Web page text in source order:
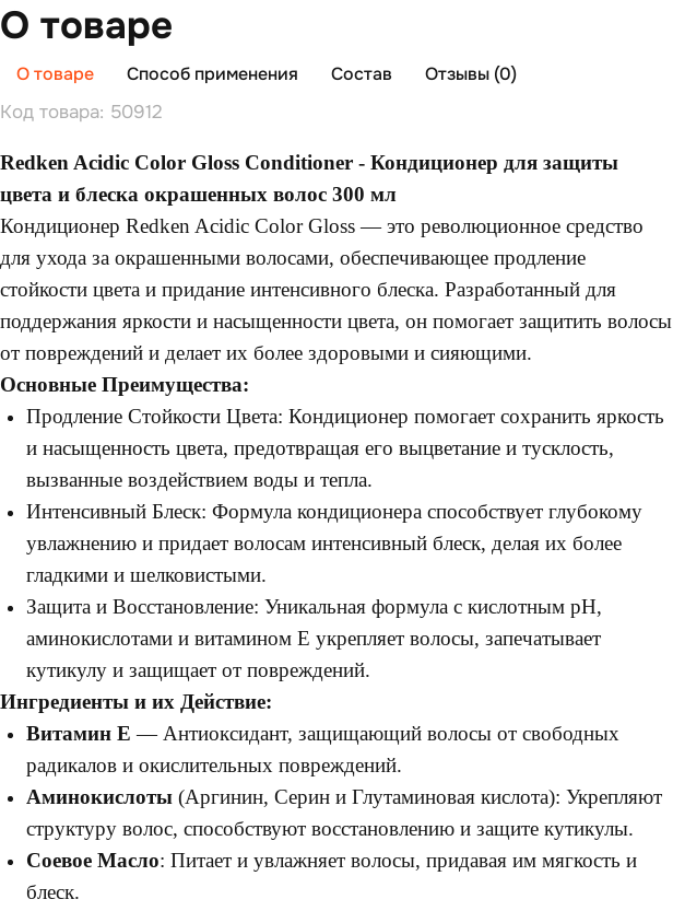
О товаре
О товаре Способ применения Состав
Отзывы (0)
Код товара: 50912
Redken Acidic Color Gloss Conditioner - Кондиционер для защиты
цвета и блеска окрашенных волос 300 мл
Кондиционер Redken Acidic Color Gloss — это революционное средство
для ухода за окрашенными волосами, обеспечивающее продление
стойкости цвета и придание интенсивного блеска. Разработанный для
поддержания яркости и насыщенности цвета, он помогает защитить волосы
от повреждений и делает их более здоровыми и сияющими.
Основные Преимущества:
Продление Стойкости Цвета: Кондиционер помогает сохранить яркость
и насыщенность цвета, предотвращая его выцветание и тусклость,
вызванные воздействием воды и тепла.
Интенсивный Блеск: Формула кондиционера способствует глубокому
увлажнению и придает волосам интенсивный блеск, делая их более
гладкими и шелковистыми.
Защита и Восстановление: Уникальная формула с кислотным pH,
аминокислотами и витамином Е укрепляет волосы, запечатывает
кутикулу и защищает от повреждений.
Ингредиенты и их Действие:
Витамин E — Антиоксидант, защищающий волосы от свободных
радикалов и окислительных повреждений.
Аминокислоты (Аргинин, Серин и Глутаминовая кислота): Укрепляют
структуру волос, способствуют восстановлению и защите кутикулы.
Соевое Масло: Питает и увлажняет волосы, придавая им мягкость и
блеск.